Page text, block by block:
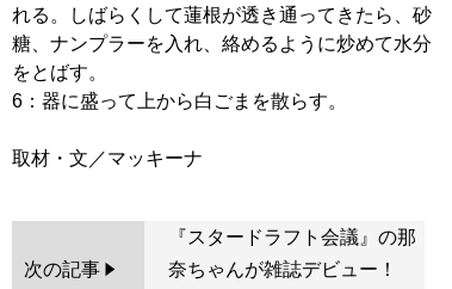
れる。しばらくして蓮根が透き通ってきたら、砂
糖、ナンプラーを入れ、絡めるように炒めて水分
をとばす。
6：器に盛って上から白ごまを散らす。
次の記事
『スタードラフト会議』の那
奈ちゃんが雑誌デビュー！